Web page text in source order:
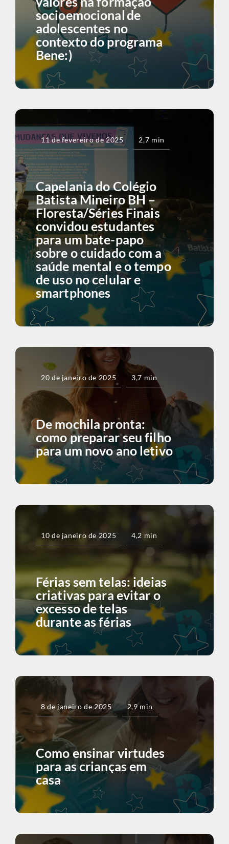
socioemocional de
adolescentes no
contexto do programa
Bene:)
11 de fevereiro de 2025 2,7 min
Capelania do Colégio
Batista Mineiro BH –
Floresta/Séries Finais
convidou estudantes
para um bate-papo
sobre o cuidado com a
saúde mental e o tempo
de uso no celular e
smartphones
20 de janeiro de 2025 3,7 min
De mochila pronta:
como preparar seu filho
para um novo ano letivo
10 de janeiro de 2025 4,2 min
Férias sem telas: ideias
criativas para evitar o
excesso de telas
durante as férias
8 de janeiro de 2025 2,9 min
Como ensinar virtudes
para as crianças em
casa